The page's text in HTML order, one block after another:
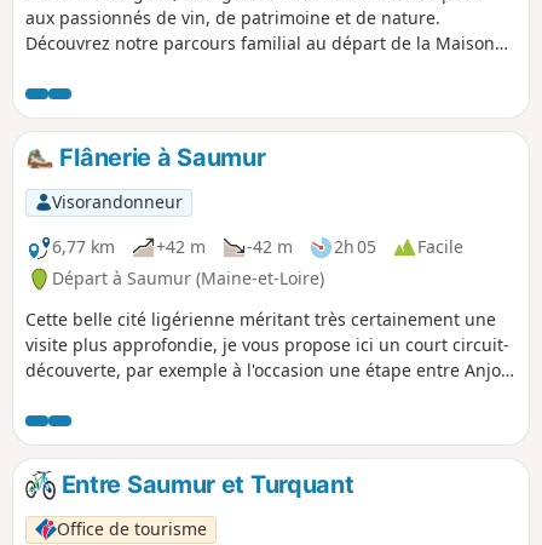
aux passionnés de vin, de patrimoine et de nature.
Découvrez notre parcours familial au départ de la Maison
proposons une boucle de 8km de sentiers balisés dans le
vignoble accessibles aux petits et aux grands. Terminez par
la visite de la Maison des Vins où vous dégusterez les vins
et/ou les jus de raisin de l'appellation.
Flânerie à Saumur
Visorandonneur
6,77 km
+42 m -42 m 2h 05
Facile
Départ à Saumur (Maine-et-Loire)
Cette belle cité ligérienne méritant très certainement une
visite plus approfondie, je vous propose ici un court circuit-
découverte, par exemple à l'occasion une étape entre Anjou
Entre Saumur et Turquant
Office de tourisme